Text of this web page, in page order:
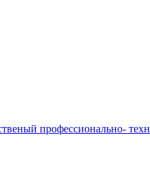
профессионально-